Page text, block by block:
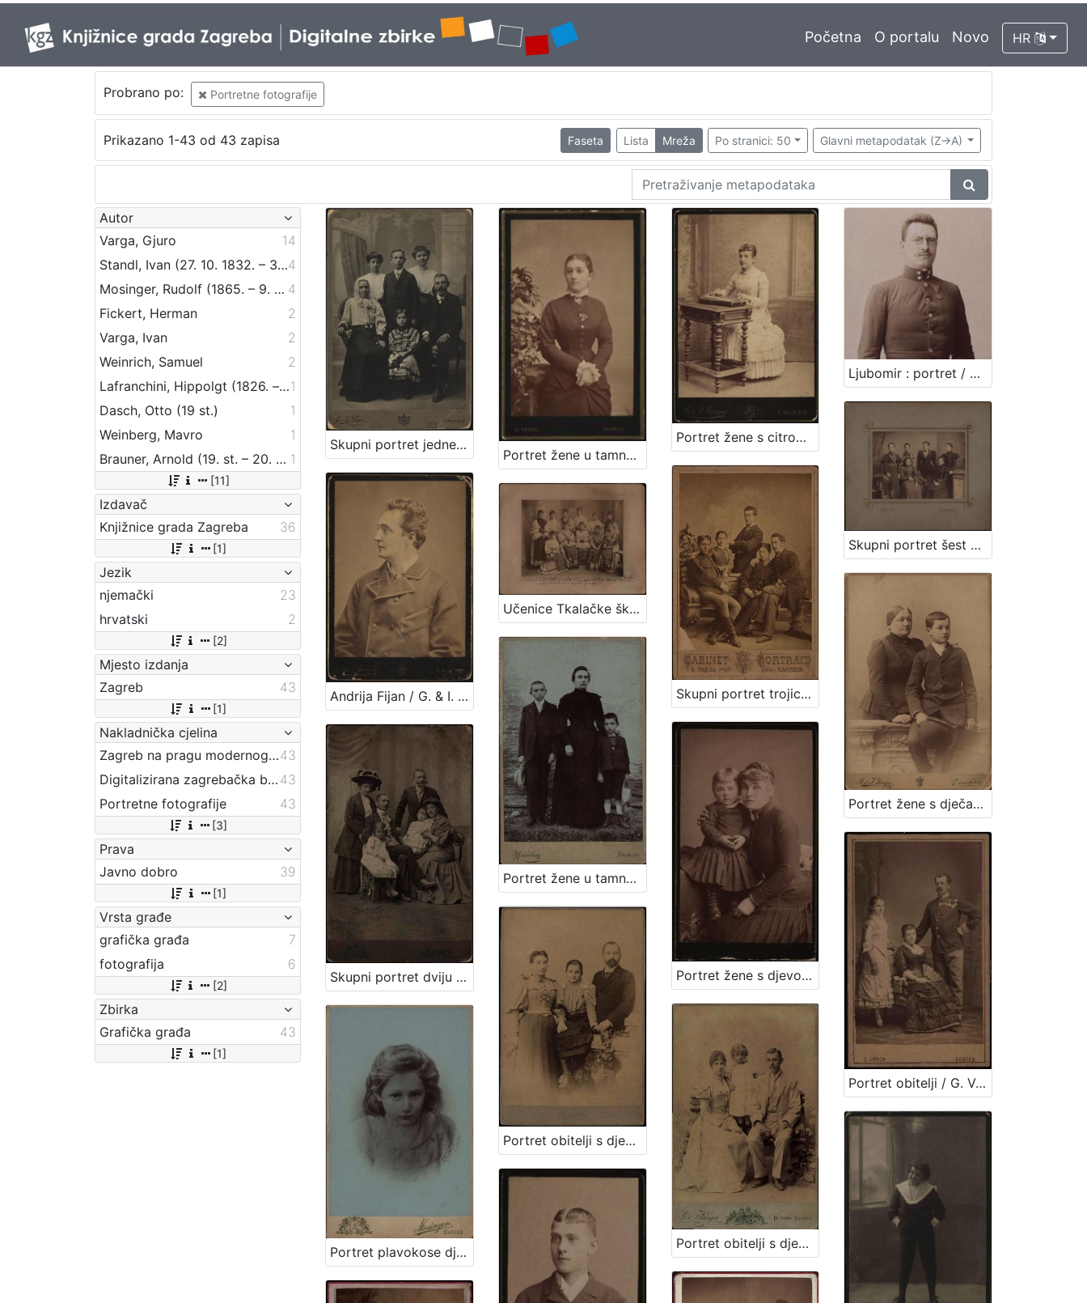
Početna O portalu Novo HR
Probrano po: Portretne fotografije
Prikazano 1-43 od 43 zapisa Faseta Lista Mreža Po stranici: 50 Glavni metapodatak (Z->A)
Autor
Varga, Gjuro
14
Standl, Ivan (27. 10. 1832. – 30. 8. 1897.)4
Mosinger, Rudolf (1865. – 9. 10. 1918.) 4
Fickert, Herman
2
Varga, Ivan
2
Weinrich, Samuel
2
Lafranchini, Hippolgt (1826. – ca 1899.)1
Dasch, Otto (19 st.)
1
Weinberg, Mavro
1
Brauner, Arnold (19. st. – 20. st.) 1
[11]
Izdavač
Knjižnice grada Zagreba
36
[1]
Jezik
njemački
23
hrvatski
2
[2]
Mjesto izdanja
Zagreb
43
[1]
Nakladnička cjelina
Zagreb na pragu modernog doba43
Digitalizirana zagrebačka baština 43
Portretne fotografije
43
[3]
Prava
Javno dobro
39
[1]
Vrsta građe
grafička građa
7
fotografija
6
[2]
Zbirka
Grafička građa
43
[1]
Skupni portret jedne obitelji / S. Weinrich
Portret žene u tamnoj haljini / G. Varga
Portret žene s citrom / G. & I. Varga
Ljubomir : portret / G. u. I. Varga
Andrija Fijan / G. & I. Varga
Učenice Tkalačke škole u Zagrebu
Skupni portret trojice muškaraca i dvoje djece / G. Varga
Skupni portret šest ženskih osoba / Lafranchini
Skupni portret dviju obitelji / Mosinger ; [izradio] Artistički zavod Mosinger
Portret žene u tamnoj haljini s dva dječaka / Weinberg ; [izradio] Atelier M. Weinberg
Portret žene s djevojčicom / [Gjuro Varga] ; [izradio fotografski atelier] G. & I. Varga
Portret žene s dječakom / G. & I. Varga
Portret plavokose djevojčice / Mosinger ; [izradio] Artistički zavod Mosinger
Portret obitelji s djevojčicom u sredini / Mosinger & Breyer
Portret obitelji s djevojčicom / G. & I. Varga
Portret obitelji / G. Varga